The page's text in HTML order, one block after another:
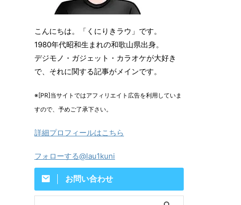
こんにちは。「くにりきラウ」です。
1980年代昭和生まれの和歌山県出身。
デジモノ・ガジェット・カラオケが大好き
で、それに関する記事がメインです。
※[PR]当サイトではアフィリエイト広告を利用していま
すので、予めご了承下さい。
詳細プロフィールはこちら
フォローする@lau1kuni
お問い合わせ